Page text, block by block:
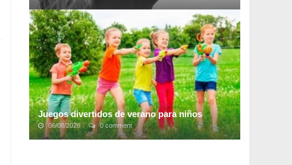
Saltaron las primeras alarmas cuando Shakira
suspendió los primeros conciertos que tenía
programados para su gira El Dorado, sirenas que
sonaron con ...
Juegos divertidos de verano para niños
06/08/2026 0 comment
No hay escuela y los niños ya dicen que están